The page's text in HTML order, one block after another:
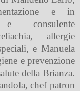
e in
e consulente
allergie
e Manuela
e prevenzione
della Brianza.
chef patron